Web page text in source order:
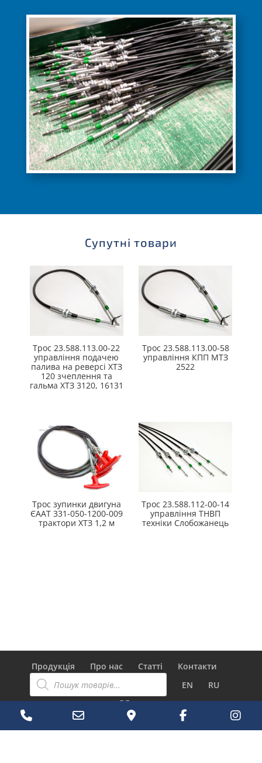
Супутні товари
Трос 23.588.113.00-22
управління подачею
палива на реверсі ХТЗ
120 зчеплення та
гальма ХТЗ 3120, 16131
Трос 23.588.113.00-58
управління КПП МТЗ
2522
Трос зупинки двигуна
ЄААТ 331-050-1200-009
трактори ХТЗ 1,2 м
Трос 23.588.112-00-14
управління ТНВП
техніки Слобожанець
Продукція Про нас Статті
Контакти
Пошук
товарів EN
RU
DE
Facebook